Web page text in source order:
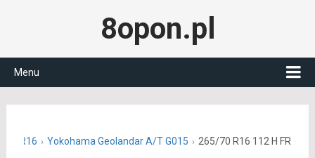
8opon.pl
Menu
70 R16 Yokohama Geolandar A/T G015 265/70 R16 112 H FR